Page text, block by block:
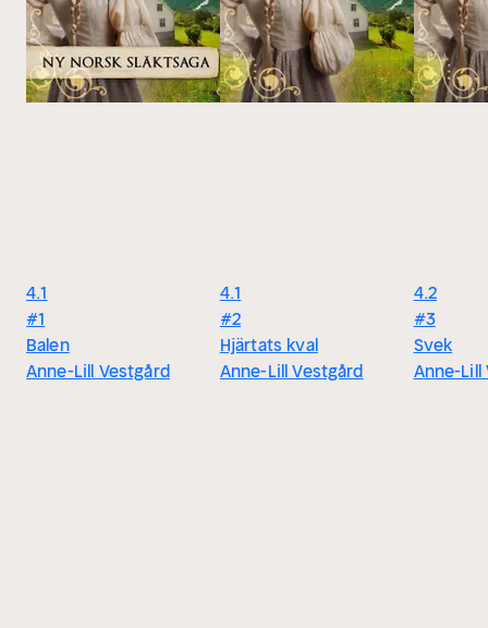
4.1
#1
Balen
Anne-Lill Vestgård
4.1
#2
Hjärtats kval
Anne-Lill Vestgård
4.2
#3
Svek
Anne-Lill